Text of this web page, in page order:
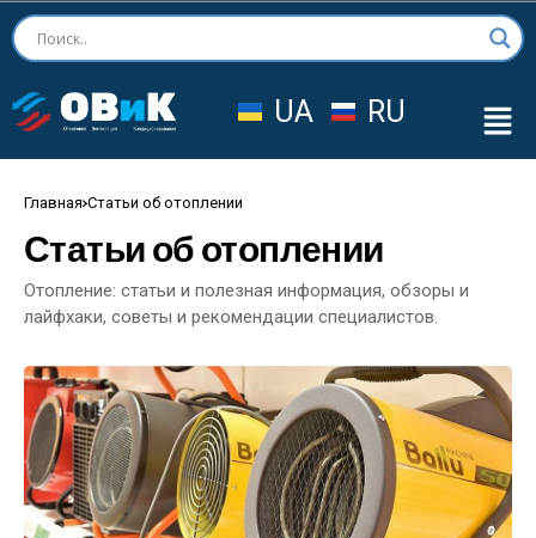
UA RU
Главная Статьи об отоплении
Статьи об отоплении
Отопление: статьи и полезная информация, обзоры и
лайфхаки, советы и рекомендации специалистов.